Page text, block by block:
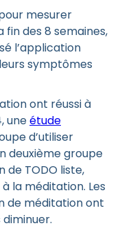
mesurer
fin des 8 semaines,
l’application
symptômes
ont réussi à
uneétude
d’utiliser
deuxième groupe
de TODO liste,
la méditation. Les
de méditation ont